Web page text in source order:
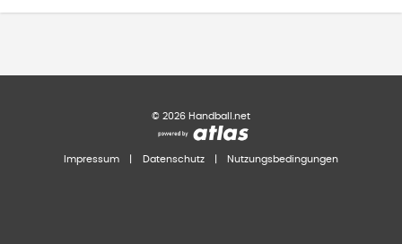
© 2026 Handball.net
Impressum Datenschutz Nutzungsbedingungen